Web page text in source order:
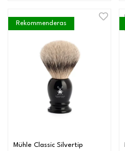
Rekommenderas
Mühle Classic Silvertip